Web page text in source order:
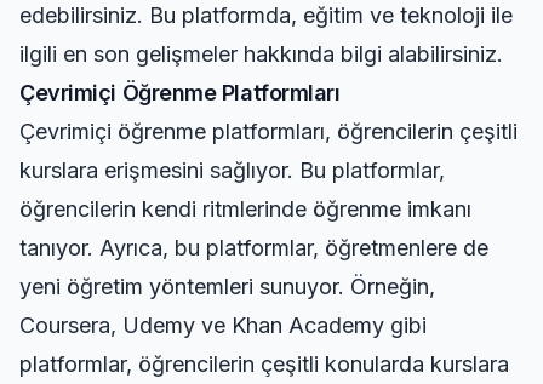
edebilirsiniz. Bu platformda, eğitim ve teknoloji ile
ilgili en son gelişmeler hakkında bilgi alabilirsiniz.
Çevrimiçi Öğrenme Platformları
Çevrimiçi öğrenme platformları, öğrencilerin çeşitli
kurslara erişmesini sağlıyor. Bu platformlar,
öğrencilerin kendi ritmlerinde öğrenme imkanı
tanıyor. Ayrıca, bu platformlar, öğretmenlere de
yeni öğretim yöntemleri sunuyor. Örneğin,
Coursera, Udemy ve Khan Academy gibi
platformlar, öğrencilerin çeşitli konularda kurslara